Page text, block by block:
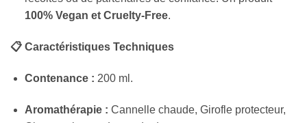
100% Vegan et Cruelty-Free.
📋 Caractéristiques Techniques
Contenance : 200 ml.
Aromathérapie : Cannelle chaude, Girofle protecteur,